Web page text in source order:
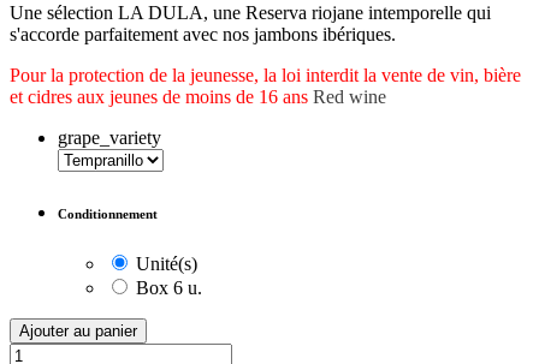
Une sélection LA DULA, une Reserva riojane intemporelle qui
s'accorde parfaitement avec nos jambons ibériques.
Pour la protection de la jeunesse, la loi interdit la vente de vin, bière
et cidres aux jeunes de moins de 16 ans Red wine
grape_variety
Conditionnement
Unité(s)
Box 6 u.
Ajouter au panier